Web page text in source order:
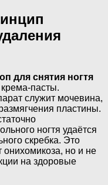
для снятия ногтя
пасты.
служит мочевина,
пластины.
ногтя удаётся
скребка. Это
онихомикоза, но и не
на здоровые